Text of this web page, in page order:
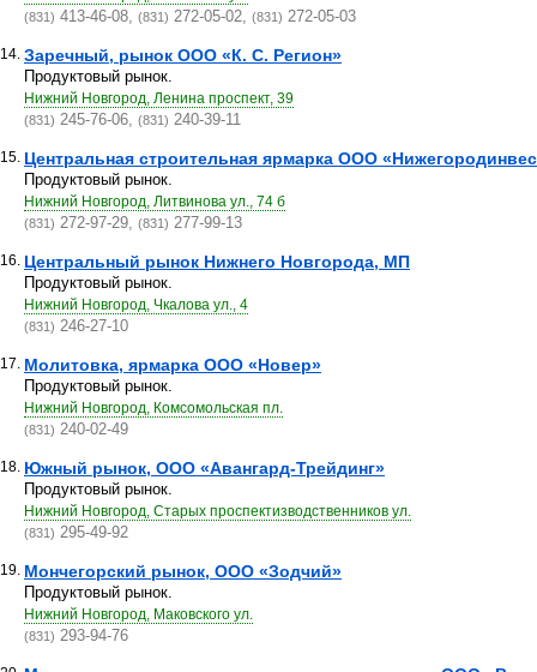
(831) 413-46-08, (831) 272-05-02, (831) 272-05-03
14. Заречный, рынок ООО «К. С. Регион»
Продуктовый рынок.
Нижний Новгород, Ленина проспект, 39
(831) 245-76-06, (831) 240-39-11
15. Центральная строительная ярмарка ООО
Продуктовый рынок.
Нижний Новгород, Литвинова ул., 74 б
(831) 272-97-29, (831) 277-99-13
16. Центральный рынок Нижнего Новгорода, МП
Продуктовый рынок.
Нижний Новгород, Чкалова ул., 4
(831) 246-27-10
17. Молитовка, ярмарка ООО «Новер»
Продуктовый рынок.
Нижний Новгород, Комсомольская пл.
(831) 240-02-49
18. Южный рынок, ООО «Авангард-Трейдинг»
Продуктовый рынок.
Нижний Новгород, Старых проспектизводственников ул.
(831) 295-49-92
19. Мончегорский рынок, ООО «Зодчий»
Продуктовый рынок.
Нижний Новгород, Маковского ул.
(831) 293-94-76